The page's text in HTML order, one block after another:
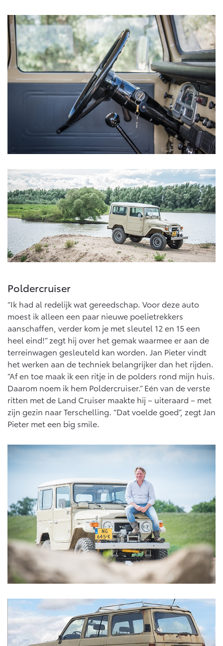
Poldercruiser
“Ik had al redelijk wat gereedschap. Voor deze auto
moest ik alleen een paar nieuwe poelietrekkers
aanschaffen, verder kom je met sleutel 12 en 15 een
heel eind!” zegt hij over het gemak waarmee er aan de
terreinwagen gesleuteld kan worden. Jan Pieter vindt
het werken aan de techniek belangrijker dan het rijden.
“Af en toe maak ik een ritje in de polders rond mijn huis.
Daarom noem ik hem Poldercruiser.” Eén van de verste
ritten met de Land Cruiser maakte hij – uiteraard – met
zijn gezin naar Terschelling. “Dat voelde goed”, zegt Jan
Pieter met een big smile.